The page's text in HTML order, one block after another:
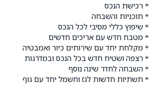
* רכישת הנכס
* תוכניות והשבחה
* שיפוץ כללי מסיבי לכל הנכס
* מטבח חדש עם אריכים חדשים
* מקלחת יחד עם שירותים כיור ואמבטיה
* רצפה ושטיח חדש בכל הנכס ובמדרגות
* השבחה לחדר שינה נוסף
* תשתיות חדשות לגז וחשמל יחד עם גוף